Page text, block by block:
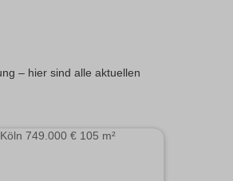
– hier sind alle aktuellen